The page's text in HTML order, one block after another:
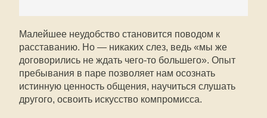
Малейшее неудобство становится поводом к
расставанию. Но — никаких слез, ведь «мы же
договорились не ждать чего-то большего». Опыт
пребывания в паре позволяет нам осознать
истинную ценность общения, научиться слушать
другого, освоить искусство компромисса.